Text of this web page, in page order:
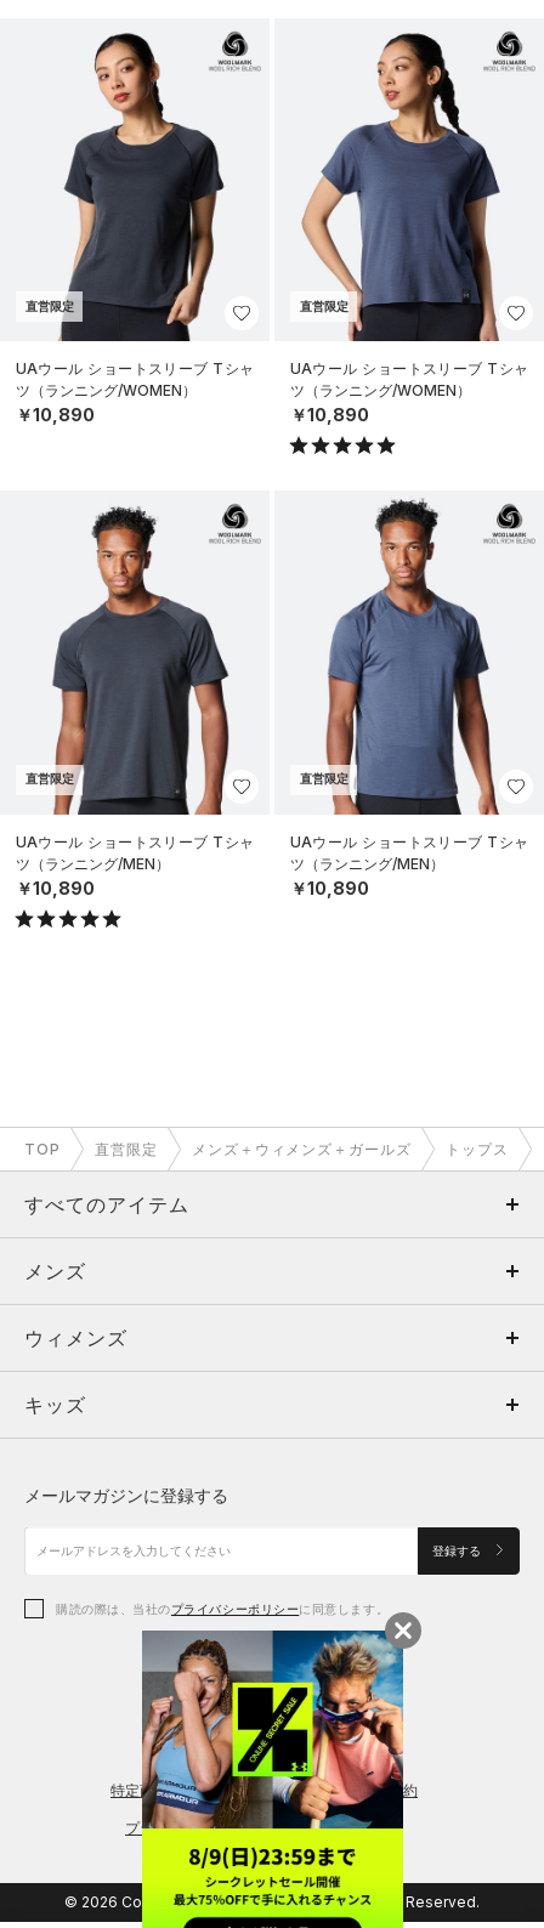
直営限定
UAウール ショートスリーブ Tシャ
ツ（ランニング/WOMEN）
￥10,890
直営限定
UAウール ショートスリーブ Tシャ
ツ（ランニング/WOMEN）
￥10,890
直営限定
UAウール ショートスリーブ Tシャ
ツ（ランニング/MEN）
￥10,890
直営限定
UAウール ショートスリーブ Tシャ
ツ（ランニング/MEN）
￥10,890
TOP 直営限定 メンズ＋ウィメンズ＋ガールズ トップス
すべてのアイテム
メンズ
ウィメンズ
キッズ
アクセサリー
メンズ
トップス
ボトムス
アクセサリー
ウィメンズ
トップス
シューズ
アクセサリー
レギンス＆タイツ
キッズ
シューズ
メールマガジンに登録する
登録する
購読の際は、当社のプライバシーポリシーに同意します。
特定商取引法に基づく通販の表記 会員規約
プライバシーポリシー
© 2026 Copyright DOME Corporation. All Rights Reserved.